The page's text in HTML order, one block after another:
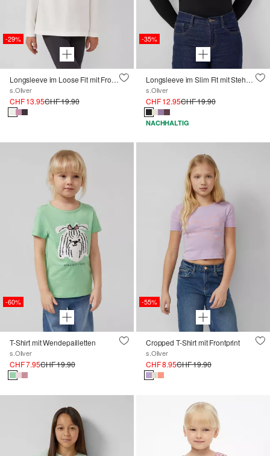
-29%
Longsleeve im Loose Fit mit Frontprint
s.Oliver
CHF 13.95CHF 19.90
-35%
Longsleeve im Slim Fit mit Stehkragen
s.Oliver
CHF 12.95CHF 19.90
NACHHALTIG
-60%
T-Shirt mit Wendepailletten
s.Oliver
CHF 7.95CHF 19.90
-55%
Cropped T-Shirt mit Frontprint
s.Oliver
CHF 8.95CHF 19.90